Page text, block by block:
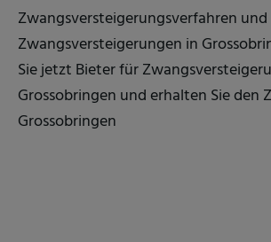
Zwangsversteigerungsverfahren und
Zwangsversteigerungen in
Sie jetzt Bieter für
Grossobringen und erhalten Sie den
Grossobringen